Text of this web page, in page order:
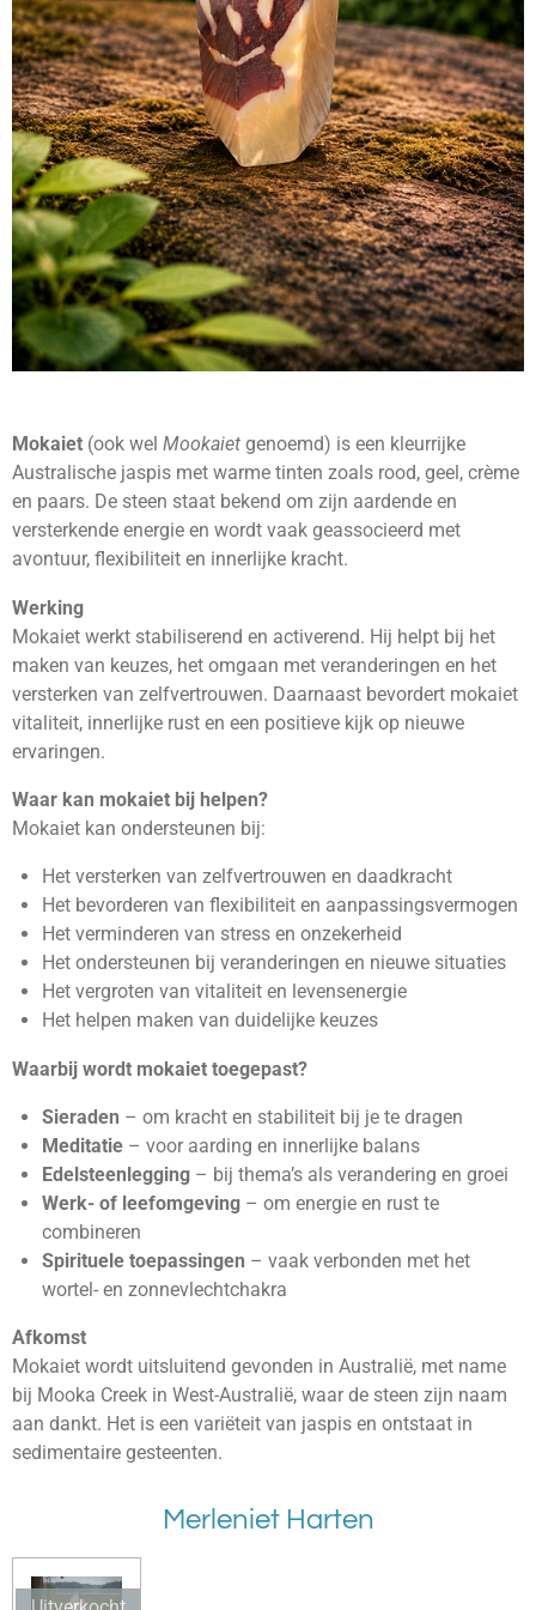
Mokaiet (ook wel Mookaiet genoemd) is een kleurrijke
Australische jaspis met warme tinten zoals rood, geel, crème
en paars. De steen staat bekend om zijn aardende en
versterkende energie en wordt vaak geassocieerd met
avontuur, flexibiliteit en innerlijke kracht.
Werking
Mokaiet werkt stabiliserend en activerend. Hij helpt bij het
maken van keuzes, het omgaan met veranderingen en het
versterken van zelfvertrouwen. Daarnaast bevordert mokaiet
vitaliteit, innerlijke rust en een positieve kijk op nieuwe
ervaringen.
Waar kan mokaiet bij helpen?
Mokaiet kan ondersteunen bij:
Het versterken van zelfvertrouwen en daadkracht
Het bevorderen van flexibiliteit en aanpassingsvermogen
Het verminderen van stress en onzekerheid
Het ondersteunen bij veranderingen en nieuwe situaties
Het vergroten van vitaliteit en levensenergie
Het helpen maken van duidelijke keuzes
Waarbij wordt mokaiet toegepast?
Sieraden – om kracht en stabiliteit bij je te dragen
Meditatie– voor aarding en innerlijke balans
Edelsteenlegging– bij thema’s als verandering en groei
Werk- of leefomgeving– om energie en rust te
combineren
Spirituele toepassingen – vaak verbonden met het
wortel- en zonnevlechtchakra
Afkomst
Mokaiet wordt uitsluitend gevonden in Australië, met name
bij Mooka Creek in West-Australië, waar de steen zijn naam
aan dankt. Het is een variëteit van jaspis en ontstaat in
sedimentaire gesteenten.
Merleniet Harten